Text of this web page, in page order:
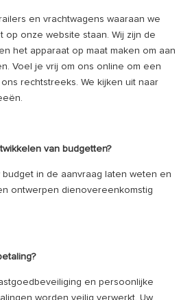
en vrachtwagens waaraan we
op onze website staan. Wij zijn de
het apparaat op maat maken om aan
Voel je vrij om ons online om een
rechtstreeks. We kijken uit naar
van budgetten?
budget in de aanvraag laten weten en
ontwerpen dienovereenkomstig
en persoonlijke